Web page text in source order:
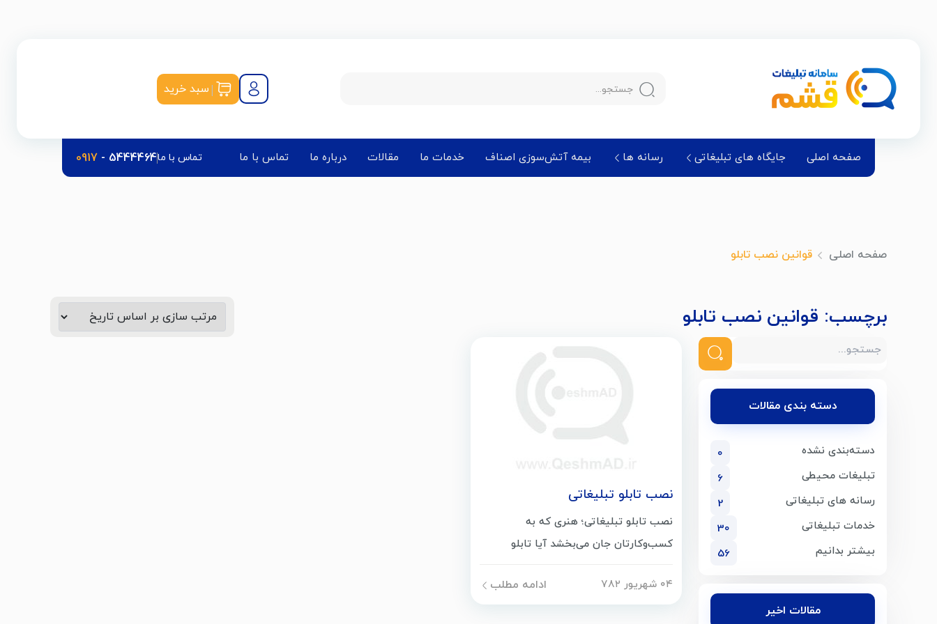
|سبد خرید
صفحه اصلی جایگاه های تبلیغاتی رسانه ها بیمه آتش‌سوزی اصناف خدمات ما مقالات درباره ما تماس با ما تماس با ما5444464
-
0917
صفحه اصلی قوانین نصب تابلو
برچسب: قوانین نصب تابلو
دسته بندی مقالات
دسته‌بندی نشده
0
تبلیغات محیطی
6
رسانه های تبلیغاتی
2
خدمات تبلیغاتی
30
بیشتر بدانیم
56
مقالات اخیر
نصب تابلو تبلیغاتی
نصب تابلو تبلیغاتی؛ هنری که به
کسب‌وکارتان جان می‌بخشد آیا تابلو
جذاب و تأثیرگذار است؟ نصب تابلو
۰۴ شهریور ۷۸۲ ادامه مطلب